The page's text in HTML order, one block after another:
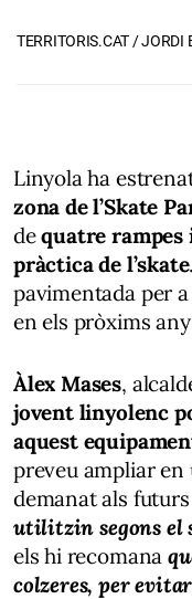
TERRITORIS.CAT / JORDI
Linyola ha
zona de l’Skate
dequatre rampes
pràctica de l’skate
pavimentada per
en els pròxims
Àlex Mases,
jovent linyolenc
aquest
preveu ampliar en
demanat als
utilitzin segons el
els hi recomana
colzeres, per